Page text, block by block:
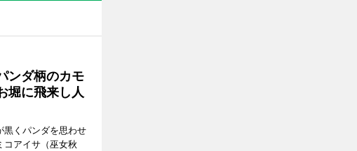
ンダ柄のカモ
堀に飛来し人
黒くパンダを思わせ
コアイサ（巫女秋